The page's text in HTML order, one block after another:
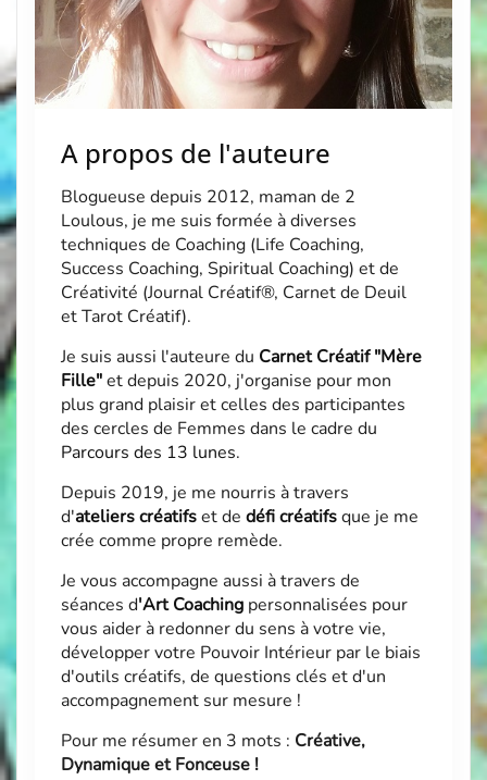
A propos de l'auteure
Blogueuse depuis 2012, maman de 2
Loulous, je me suis formée à diverses
techniques de Coaching (Life Coaching,
Success Coaching, Spiritual Coaching) et de
Créativité (Journal Créatif®, Carnet de Deuil
et Tarot Créatif).
Je suis aussi l'auteure du Carnet Créatif "Mère
Fille"et depuis 2020, j'organise pour mon
plus grand plaisir et celles des participantes
des cercles de Femmes dans le cadre du
Parcours des 13 lunes.
Depuis 2019, je me nourris à travers
d'ateliers créatifset de défi créatifsque je me
crée comme propre remède.
Je vous accompagne aussi à travers de
séances d'Art Coaching personnalisées pour
vous aider à redonner du sens à votre vie,
développer votre Pouvoir Intérieur par le biais
d'outils créatifs, de questions clés et d'un
accompagnement sur mesure !
Pour me résumer en 3 mots : Créative,
Dynamique et Fonceuse !